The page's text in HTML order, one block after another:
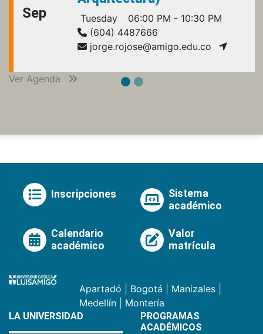
Sep Tuesday
06:00 PM - 10:30 PM
(604) 4487666
jorge.rojose@amigo.edu.co
Ver Agenda
Inscripciones
Sistema
académico
Calendario
académico
Valor
matrícula
Apartadó Bogotá Manizales
Medellín
Montería
LA UNIVERSIDAD
PROGRAMAS
ACADÉMICOS